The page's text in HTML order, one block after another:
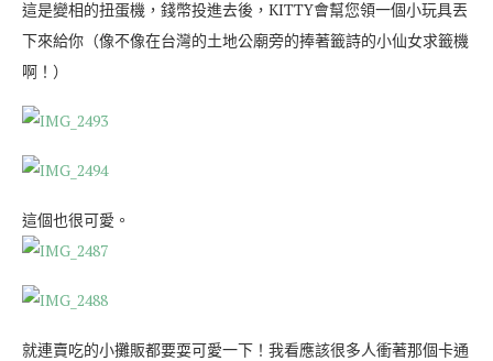
這是變相的扭蛋機，錢幣投進去後，KITTY會幫您領一個小玩具丟
下來給你（像不像在台灣的土地公廟旁的捧著籤詩的小仙女求籤機
啊！）
這個也很可愛。
就連賣吃的小攤販都要耍可愛一下！我看應該很多人衝著那個卡通